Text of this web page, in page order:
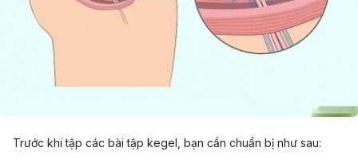
Trước khi tập các bài tập kegel, bạn cần chuẩn bị như sau: